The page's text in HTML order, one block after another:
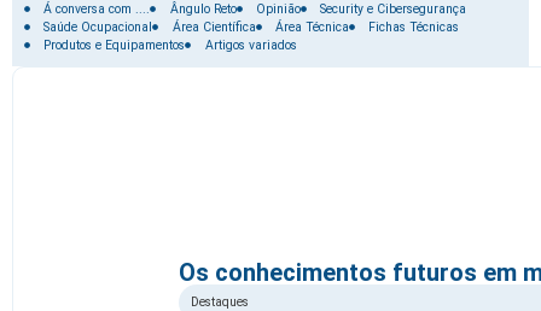
Á conversa com .... Ângulo Reto Opinião
Security e Cibersegurança
Saúde Ocupacional
Área Científica Área Técnica
Fichas Técnicas
Produtos e Equipamentos
Artigos variados
Os conhecimentos futuros em
Destaques